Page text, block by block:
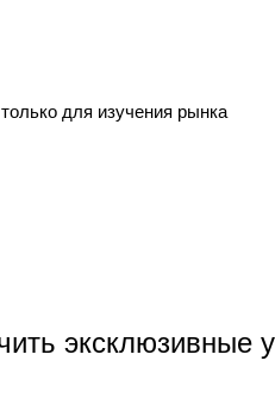
для изучения рынка
эксклюзивные